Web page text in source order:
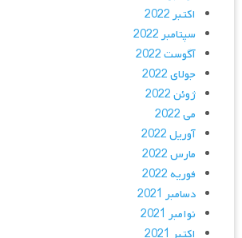
اکتبر 2022
سپتامبر 2022
آگوست 2022
جولای 2022
ژوئن 2022
می 2022
آوریل 2022
مارس 2022
فوریه 2022
دسامبر 2021
نوامبر 2021